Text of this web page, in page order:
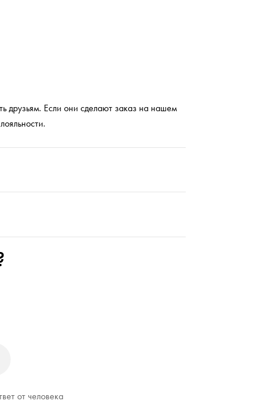
друзьям. Если они сделают заказ на нашем
от человека